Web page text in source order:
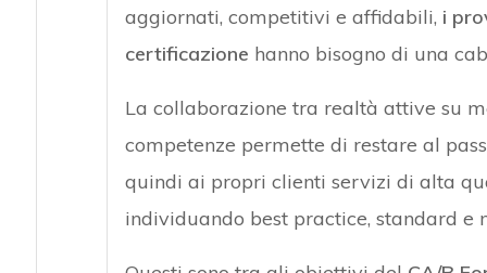
aggiornati, competitivi e affidabili, i
certificazione hanno bisogno di una
La collaborazione tra realtà attive su
competenze permette di restare al
quindi ai propri clienti servizi di alta
individuando best practice, standard e